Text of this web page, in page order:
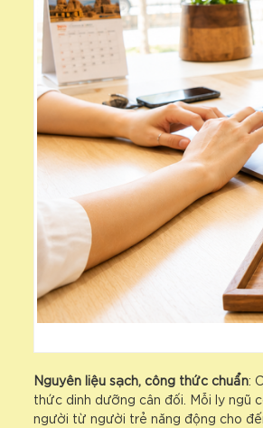
Nguyên liệu sạch, công thức chuẩn:
thức dinh dưỡng cân đối. Mỗi ly ngũ
người từ người trẻ năng động cho